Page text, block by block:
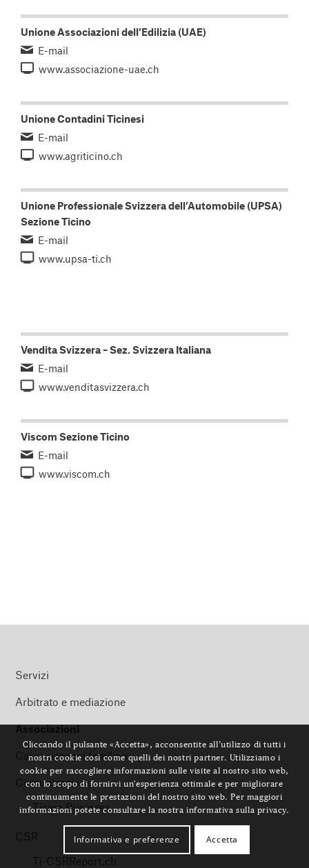
Unione Associazioni dell’Edilizia (UAE)
E-mail
www.associazione-uae.ch
Unione Contadini Ticinesi
E-mail
www.agriticino.ch
Unione Professionale Svizzera dell’Automobile (UPSA)
Sezione Ticino
E-mail
www.upsa-ti.ch
Vendita Svizzera – Sez. Svizzera Italiana
E-mail
www.venditasvizzera.ch
Viscom Sezione Ticino
E-mail
www.viscom.ch
Servizi
Arbitrato e mediazione
Associazioni
Cassa assegni familiari
Comunicazione
Ticino Business
CSR
Ti-CSRReport.ch
Cliccando il pulsante «Accetta», acconsentite all’utilizzo di tutti i
nostri cookie così come quelli dei nostri partner. Utilizziamo i
cookie per raccogliere informazioni sulle visite al nostro sito web,
con lo scopo di fornirvi un'esperienza ottimale e per migliorare
continuamente le prestazioni del nostro sito web. Per maggiori
informazioni potete consultare la nostra informativa sulla privacy.
Informativa e preferenze Accetta